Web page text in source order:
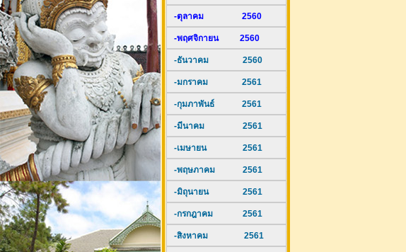
-ตุลาคม 2560
-พฤศจิกายน 2560
-ธันวาคม 2560
-มกราคม 2561
-กุมภาพันธ์ 2561
-มีนาคม 2561
-เมษายน 2561
-พฤษภาคม 2561
-มิถุนายน 2561
-กรกฎาคม 2561
-สิงหาคม 2561